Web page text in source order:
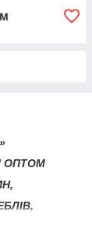
ОПТОМ